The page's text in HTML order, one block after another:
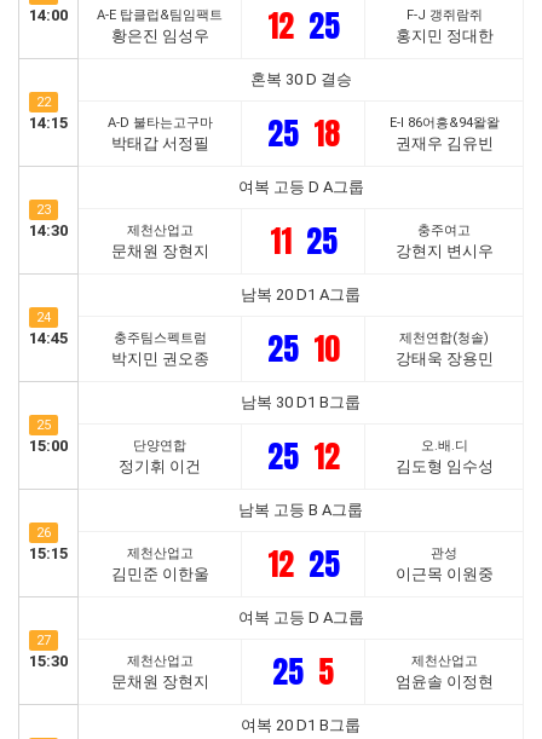
14:00 A-E 탑클럽&팀임팩트
황은진 임성우 12 25 F-J 갱쥐람쥐
홍지민 정대한
22
14:15
혼복 30 D 결승
A-D 불타는고구마
박태갑 서정필 25 18 E-I 86어흥&94왈왈
권재우 김유빈
23
14:30
여복 고등 D A그룹
제천산업고
문채원 장현지 11 25 충주여고
강현지 변시우
24
14:45
남복 20 D1 A그룹
충주팀스펙트럼
박지민 권오종 25 10 제천연합(청솔)
강태욱 장용민
25
15:00
남복 30 D1 B그룹
단양연합
정기휘 이건 25 12 오.배.디
김도형 임수성
26
15:15
남복 고등 B A그룹
제천산업고
김민준 이한울 12 25 관성
이근목 이원중
27
15:30
여복 고등 D A그룹
제천산업고
문채원 장현지 25 5 제천산업고
엄윤솔 이정현
여복 20 D1 B그룹